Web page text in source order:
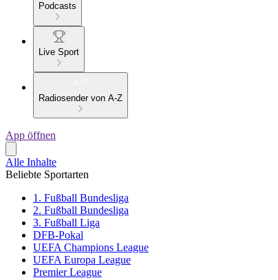
Podcasts
Live Sport
Radiosender von A-Z
App öffnen
Alle Inhalte
Beliebte Sportarten
1. Fußball Bundesliga
2. Fußball Bundesliga
3. Fußball Liga
DFB-Pokal
UEFA Champions League
UEFA Europa League
Premier League